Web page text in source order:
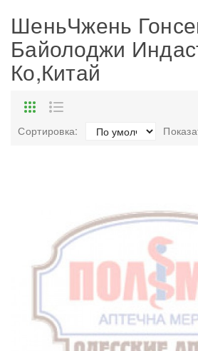
ШеньЧжень
Байолоджи
Ко,Китай
Сортировка: